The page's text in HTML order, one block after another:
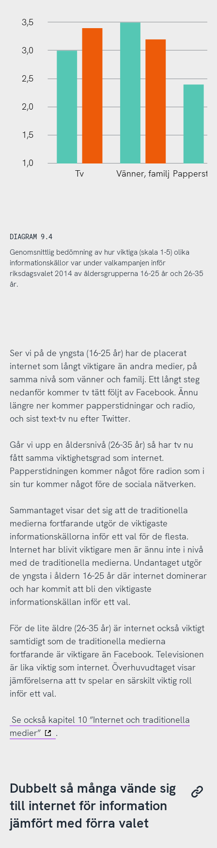
1,0
3,5
3,0
2,5
2,0
1,5
1,0
Tv Vänner, familj
DIAGRAM 9.4
Genomsnittlig bedömning av hur viktiga (skala 1-5) olika
informationskällor var under valkampanjen inför
riksdagsvalet 2014 av åldersgrupperna 16-25 år och 26-35
år.
Ser vi på de yngsta (16-25 år) har de placerat
internet som långt viktigare än andra medier, på
samma nivå som vänner och familj. Ett långt steg
nedanför kommer tv tätt följt av Facebook. Ännu
längre ner kommer papperstidningar och radio,
och sist text-tv nu efter Twitter.
Går vi upp en åldersnivå (26-35 år) så har tv nu
fått samma viktighetsgrad som internet.
Papperstidningen kommer något före radion som i
sin tur kommer något före de sociala nätverken.
Sammantaget visar det sig att de traditionella
medierna fortfarande utgör de viktigaste
informationskällorna inför ett val för de flesta.
Internet har blivit viktigare men är ännu inte i nivå
med de traditionella medierna. Undantaget utgör
de yngsta i åldern 16-25 år där internet dominerar
och har kommit att bli den viktigaste
informationskällan inför ett val.
För de lite äldre (26-35 år) är internet också viktigt
samtidigt som de traditionella medierna
fortfarande är viktigare än Facebook. Televisionen
är lika viktig som internet. Överhuvudtaget visar
jämförelserna att tv spelar en särskilt viktig roll
inför ett val.
Se också kapitel 10 ”Internet och traditionella
medier”
.
Dubbelt så många vände sig
till internet för information
jämfört med förra valet